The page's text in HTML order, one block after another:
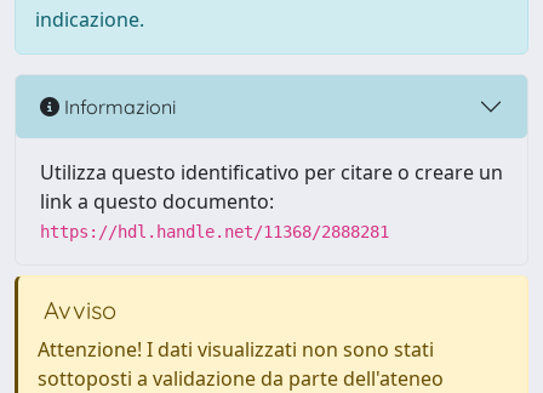
indicazione.
Informazioni
Utilizza questo identificativo per citare o creare un
link a questo documento:
https://hdl.handle.net/11368/2888281
Avviso
Attenzione! I dati visualizzati non sono stati
sottoposti a validazione da parte dell'ateneo